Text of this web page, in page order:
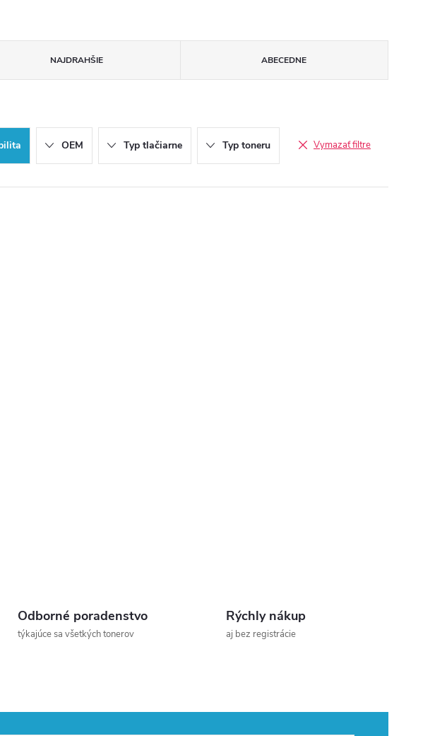
NAJDRAHŠIE ABECEDNE
OEM Typ tlačiarne Typ toneru Vymazať filtre
Odborné poradenstvo
týkajúce sa všetkých tonerov
Rýchly nákup
aj bez registrácie